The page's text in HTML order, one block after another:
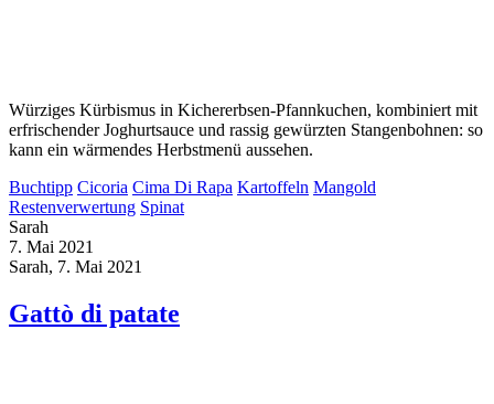
Würziges Kürbismus in Kichererbsen-Pfannkuchen, kombiniert mit
erfrischender Joghurtsauce und rassig gewürzten Stangenbohnen: so
kann ein wärmendes Herbstmenü aussehen.
Buchtipp Cicoria Cima Di Rapa Kartoffeln Mangold
Restenverwertung Spinat
Sarah
7. Mai 2021
Sarah, 7. Mai 2021
Gattò di patate